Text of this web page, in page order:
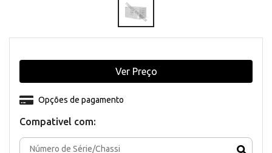
Compativel com:
Opções de pagamento
Ver Preço